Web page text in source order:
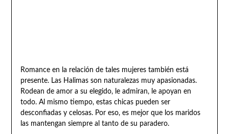
Romance en la relación de tales mujeres también está
presente. Las Halimas son naturalezas muy apasionadas.
Rodean de amor a su elegido, le admiran, le apoyan en
todo. Al mismo tiempo, estas chicas pueden ser
desconfiadas y celosas. Por eso, es mejor que los maridos
las mantengan siempre al tanto de su paradero.